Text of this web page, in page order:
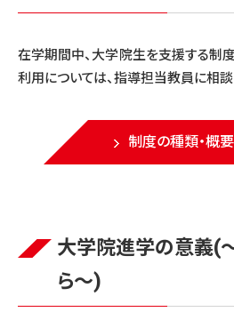
在学期間中、大学院生を支援する制
利用については、指導担当教員に相談
制度の種類・概
大学院進学の意義(
ら～)